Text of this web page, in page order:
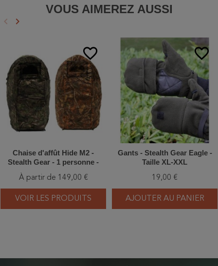
VOUS AIMEREZ AUSSI
Précédent
keyboard_arrow_left Suivant
keyboard_arrow_right
favorite_border
Chaise d'affût Hide M2 ​​-
Stealth Gear - 1 personne -
À partir de 149,00 €
VOIR LES PRODUITS
favorite_border
Gants - Stealth Gear Eagle -
Taille XL-XXL
19,00 €
AJOUTER AU PANIER